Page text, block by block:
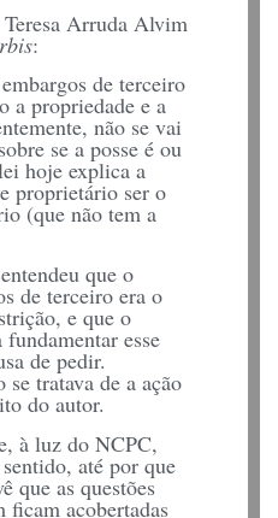
Arruda Alvim
:
de terceiro
a propriedade e a
não se vai
se a posse é ou
hoje explica a
proprietário ser o
(que não tem a
que o
de terceiro era o
e que o
esse
de pedir.
se tratava de a ação
do autor.
à luz do NCPC,
até por que
que as questões
ficam acobertadas